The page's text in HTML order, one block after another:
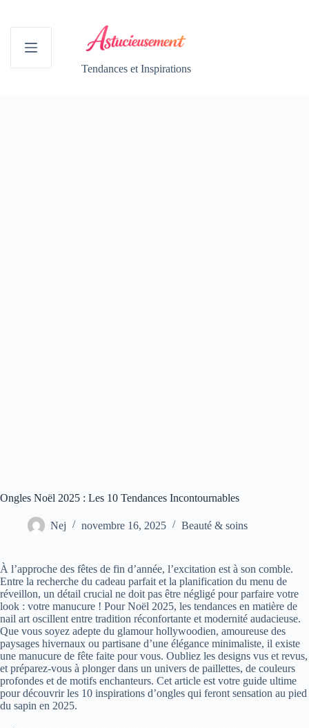
contenu
Tendances et Inspirations
Ongles Noël 2025 : Les 10 Tendances Incontournables
Nej novembre 16, 2025 Beauté & soins
À l’approche des fêtes de fin d’année, l’excitation est à son comble.
Entre la recherche du cadeau parfait et la planification du menu de
réveillon, un détail crucial ne doit pas être négligé pour parfaire votre
look : votre manucure ! Pour Noël 2025, les tendances en matière de
nail art oscillent entre tradition réconfortante et modernité audacieuse.
Que vous soyez adepte du glamour hollywoodien, amoureuse des
paysages hivernaux ou partisane d’une élégance minimaliste, il existe
une manucure de fête faite pour vous. Oubliez les designs vus et revus,
et préparez-vous à plonger dans un univers de paillettes, de couleurs
profondes et de motifs enchanteurs. Cet article est votre guide ultime
pour découvrir les 10 inspirations d’ongles qui feront sensation au pied
du sapin en 2025.